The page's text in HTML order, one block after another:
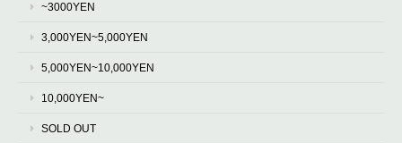
~3000YEN
3,000YEN~5,000YEN
5,000YEN~10,000YEN
10,000YEN~
SOLD OUT